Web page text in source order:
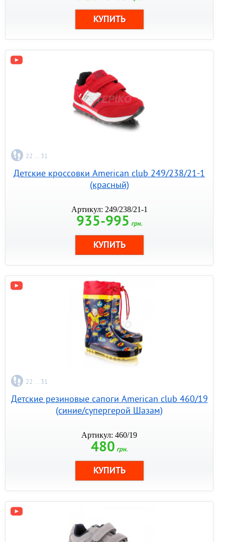
22 ... 31
Детские кроссовки American club 249/238/21-1
(красный)
Артикул: 249/238/21-1
935-995 грн.
22 ... 31
Детские резиновые сапоги American club 460/19
(синие/супергерой Шазам)
Артикул: 460/19
480 грн.